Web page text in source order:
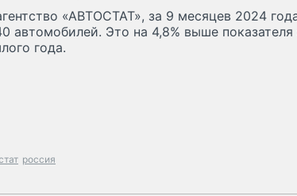
«АВТОСТАТ», за 9 месяцев 2024
автомобилей. Это на 4,8% выше показателя
года.
россия